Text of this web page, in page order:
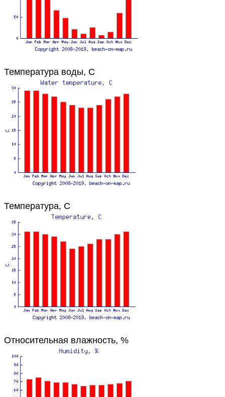
Температура воды, C
Температура, C
Относительная влажность, %